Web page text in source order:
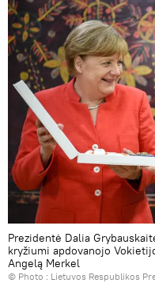
Prezidentė Dalia
kryžiumi apdovanojo
Angelą Merkel
© Photo : Lietuvos Respublikos